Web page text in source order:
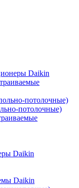
Daikin
потолочные)
потолочные)
Daikin
Daikin